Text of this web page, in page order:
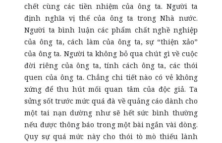
chết cùng các tiền nhiệm của ông ta. Người ta
định nghĩa vị thế của ông ta trong Nhà nước.
Người ta bình luận các phẩm chất nghề nghiệp
của ông ta, cách làm của ông ta, sự “thiện xảo”
của ông ta. Người ta không bỏ qua chút gì về cuộc
đời riêng của ông ta, tính cách ông ta, các thói
quen của ông ta. Chẳng chi tiết nào có vẻ không
xứng để thu hút mối quan tâm của độc giả. Ta
sửng sốt trước mức quá đà về quảng cáo dành cho
một tai nạn dường như sẽ hết sức bình thường
nếu được thông báo trong một bài ngắn vài dòng.
Quy sự quá mức này cho thói tò mò thiếu lành